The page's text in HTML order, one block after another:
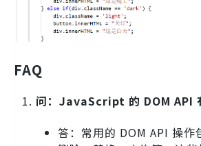
FAQ
问：JavaScript 的 DOM API
答：常用的 DOM API 操作